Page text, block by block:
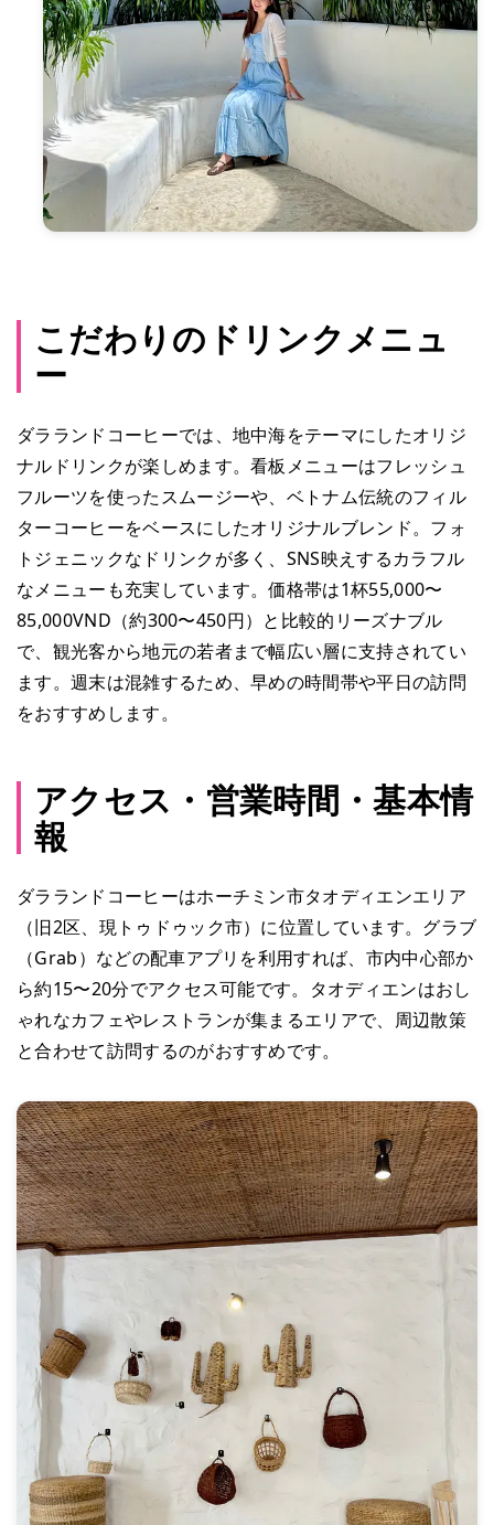
こだわりのドリンクメニュ
ー
ダラランドコーヒーでは、地中海をテーマにしたオリジ
ナルドリンクが楽しめます。看板メニューはフレッシュ
フルーツを使ったスムージーや、ベトナム伝統のフィル
ターコーヒーをベースにしたオリジナルブレンド。フォ
トジェニックなドリンクが多く、SNS映えするカラフル
なメニューも充実しています。価格帯は1杯55,000〜
85,000VND（約300〜450円）と比較的リーズナブル
で、観光客から地元の若者まで幅広い層に支持されてい
ます。週末は混雑するため、早めの時間帯や平日の訪問
をおすすめします。
アクセス・営業時間・基本情
報
ダラランドコーヒーはホーチミン市タオディエンエリア
（旧2区、現トゥドゥック市）に位置しています。グラブ
（Grab）などの配車アプリを利用すれば、市内中心部か
ら約15〜20分でアクセス可能です。タオディエンはおし
ゃれなカフェやレストランが集まるエリアで、周辺散策
と合わせて訪問するのがおすすめです。